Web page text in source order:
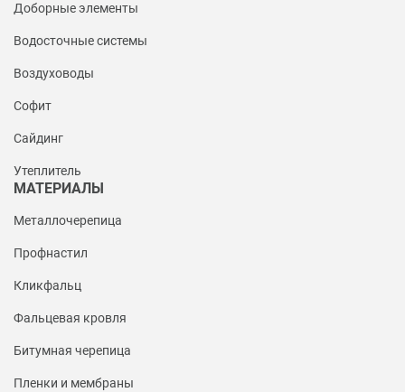
Доборные элементы
Водосточные системы
Воздуховоды
Софит
Сайдинг
Утеплитель
МАТЕРИАЛЫ
Металлочерепица
Профнастил
Кликфальц
Фальцевая кровля
Битумная черепица
Пленки и мембраны